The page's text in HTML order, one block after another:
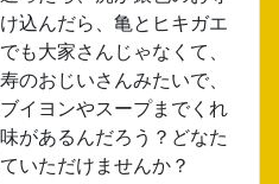
込んだら、亀とヒキガエ
も大家さんじゃなくて、
のおじいさんみたいで、
イヨンやスープまでくれ
があるんだろう？どなた
いただけませんか？